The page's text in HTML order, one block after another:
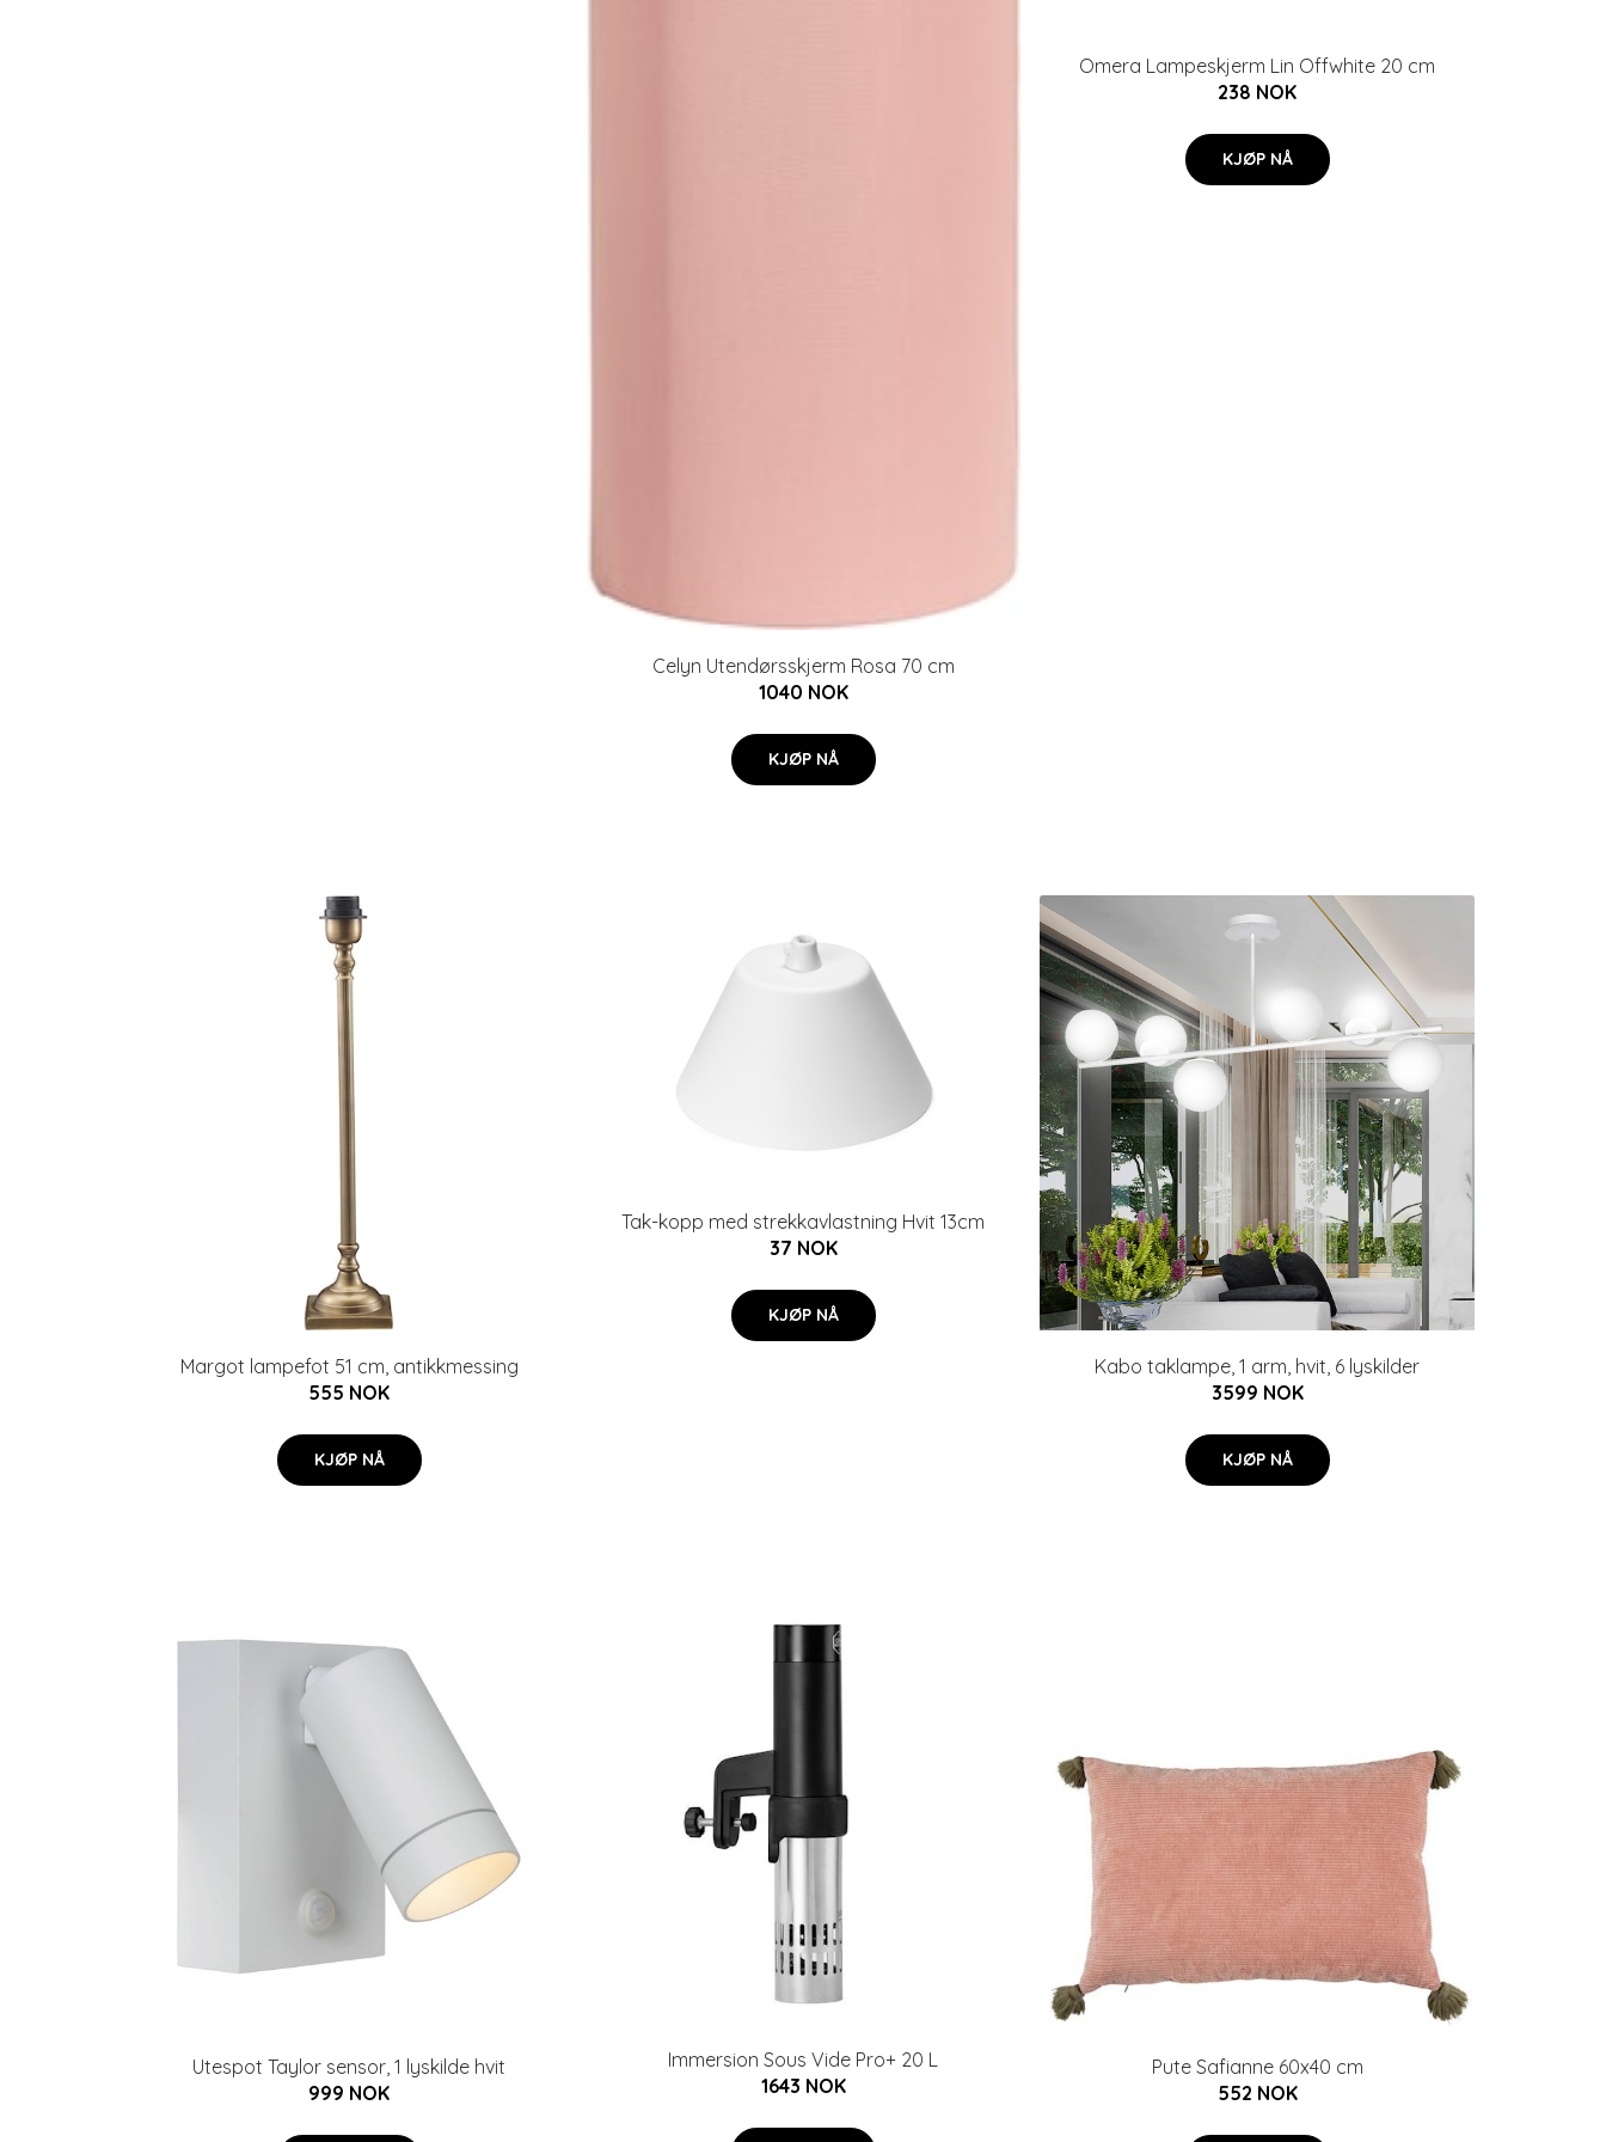
Celyn Utendørsskjerm Rosa 70 cm
1040 NOK
KJØP NÅ
Omera Lampeskjerm Lin Offwhite 20 cm
238 NOK
KJØP NÅ
Margot lampefot 51 cm, antikkmessing
555 NOK
KJØP NÅ
Tak-kopp med strekkavlastning Hvit 13cm
37 NOK
KJØP NÅ
Kabo taklampe, 1 arm, hvit, 6 lyskilder
3599 NOK
KJØP NÅ
Utespot Taylor sensor, 1 lyskilde hvit
999 NOK
Immersion Sous Vide Pro+ 20 L
1643 NOK
Pute Safianne 60x40 cm
552 NOK